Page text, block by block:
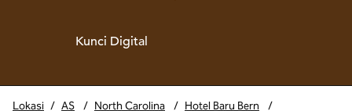
Kunci Digital
Lokasi / AS / North Carolina / Hotel Baru Bern
/